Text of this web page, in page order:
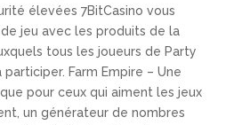
élevées 7BitCasino vous
jeu avec les produits de la
tous les joueurs de Party
Farm Empire – Une
pour ceux qui aiment les jeux
un générateur de nombres